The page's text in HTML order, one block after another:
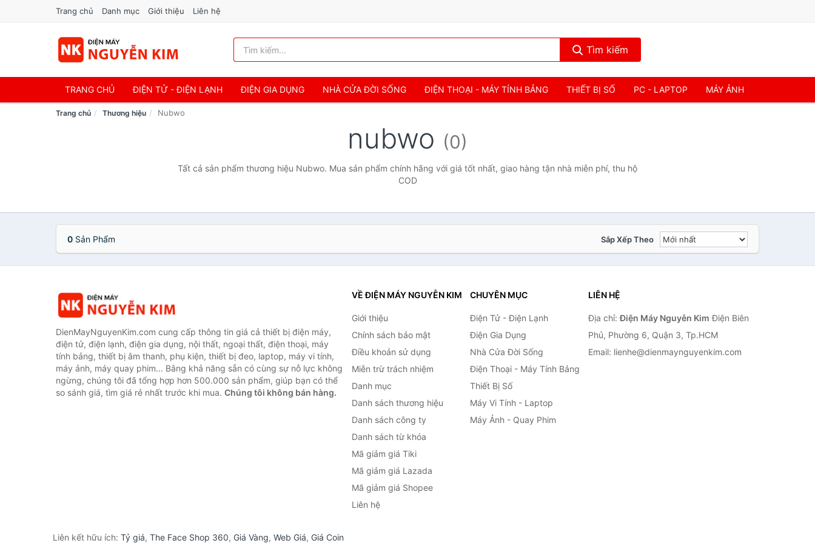
Trang chủ Danh mục Giới thiệu Liên hệ
Tìm kiếm
TRANG CHỦ ĐIỆN TỬ - ĐIỆN LẠNH ĐIỆN GIA DỤNG NHÀ CỬA ĐỜI SỐNG ĐIỆN THOẠI - MÁY TÍNH BẢNG THIẾT BỊ SỐ PC - LAPTOP MÁY ẢNH
Trang chủ Thương hiệu Nubwo
nubwo (0)
Tất cả sản phẩm thương hiệu Nubwo. Mua sản phẩm chính hãng với giá tốt nhất, giao hàng tận nhà miễn phí, thu hộ
COD
0 Sản Phẩm Sắp Xếp Theo
DienMayNguyenKim.com cung cấp thông tin giá cả thiết bị điện máy,
điện tử, điện lạnh, điện gia dụng, nội thất, ngoại thất, điện thoại, máy
tính bảng, thiết bị âm thanh, phụ kiện, thiết bị đeo, laptop, máy vi tính,
máy ảnh, máy quay phim... Bằng khả năng sẵn có cùng sự nỗ lực không
ngừng, chúng tôi đã tổng hợp hơn 500.000 sản phẩm, giúp bạn có thể
so sánh giá, tìm giá rẻ nhất trước khi mua. Chúng tôi không bán hàng.
VỀ ĐIỆN MÁY NGUYỄN KIM
Giới thiệu
Chính sách bảo mật
Điều khoản sử dụng
Miễn trừ trách nhiệm
Danh mục
Danh sách thương hiệu
Danh sách công ty
Danh sách từ khóa
Mã giảm giá Tiki
Mã giảm giá Lazada
Mã giảm giá Shopee
Liên hệ
CHUYÊN MỤC
Điện Tử - Điện Lạnh
Điện Gia Dụng
Nhà Cửa Đời Sống
Điện Thoại - Máy Tính Bảng
Thiết Bị Số
Máy Vi Tính - Laptop
Máy Ảnh - Quay Phim
LIÊN HỆ
Địa chỉ:Điện Máy Nguyễn Kim Điện Biên
Phủ, Phường 6, Quận 3, Tp.HCM
Email: lienhe@dienmaynguyenkim.com
Liên kết hữu ích: Tỷ giá, The Face Shop 360, Giá Vàng, Web Giá, Giá Coin